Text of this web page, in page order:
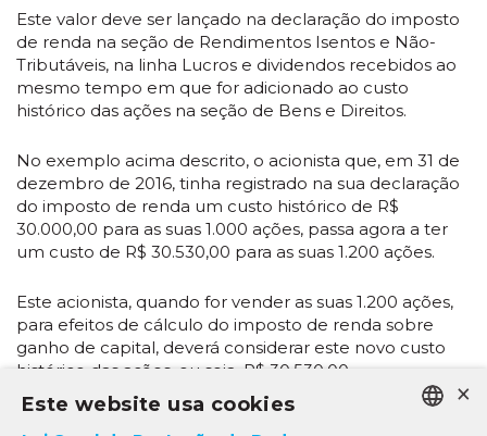
Este valor deve ser lançado na declaração do imposto
de renda na seção de Rendimentos Isentos e Não-
Tributáveis, na linha Lucros e dividendos recebidos ao
mesmo tempo em que for adicionado ao custo
histórico das ações na seção de Bens e Direitos.
No exemplo acima descrito, o acionista que, em 31 de
dezembro de 2016, tinha registrado na sua declaração
do imposto de renda um custo histórico de R$
30.000,00 para as suas 1.000 ações, passa agora a ter
um custo de R$ 30.530,00 para as suas 1.200 ações.
Este acionista, quando for vender as suas 1.200 ações,
para efeitos de cálculo do imposto de renda sobre
ganho de capital, deverá considerar este novo custo
histórico das ações, ou seja, R$ 30.530,00.
×
Este website usa cookies